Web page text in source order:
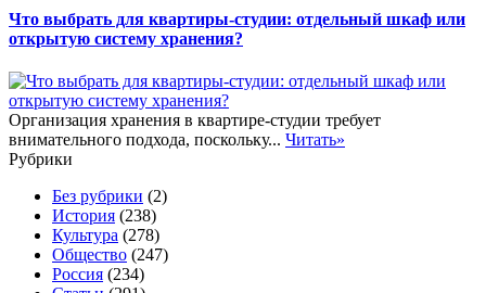
Что выбрать для квартиры-студии: отдельный шкаф или
открытую систему хранения?
Организация хранения в квартире-студии требует
внимательного подхода, поскольку... Читать»
Рубрики
Без рубрики (2)
История (238)
Культура (278)
Общество (247)
Россия (234)